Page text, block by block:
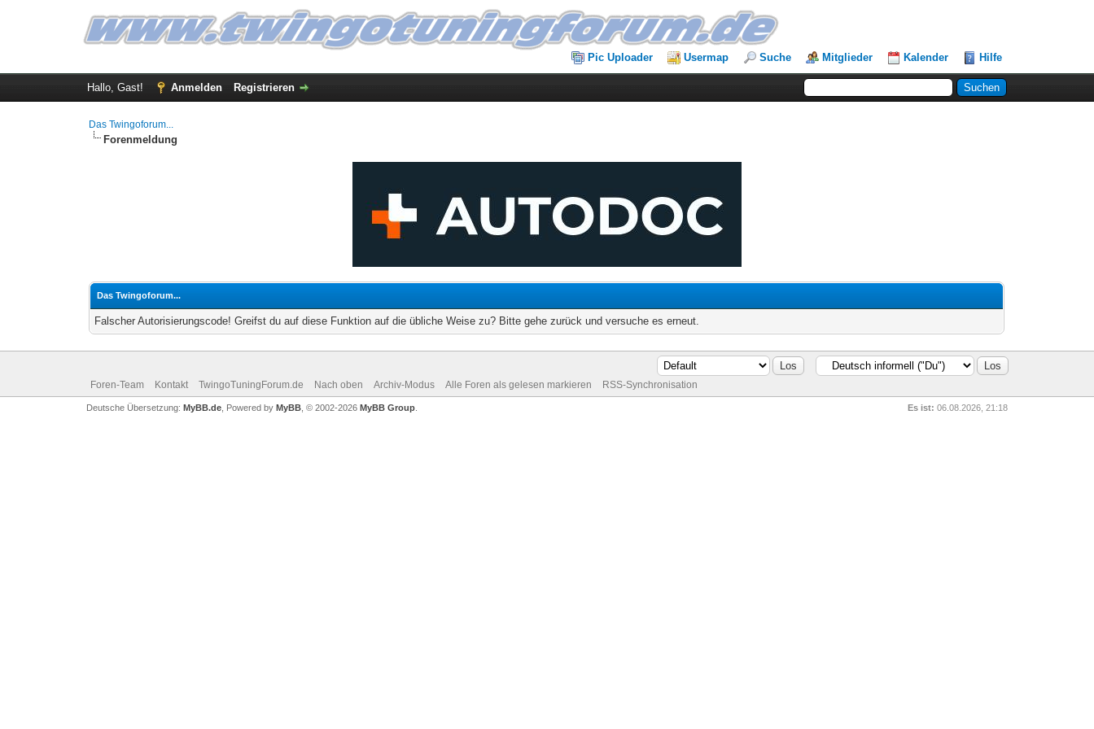
Pic Uploader Usermap Suche Mitglieder Kalender Hilfe
Hallo, Gast! Anmelden Registrieren
Das Twingoforum...
Forenmeldung
Das Twingoforum...
Falscher Autorisierungscode! Greifst du auf diese Funktion auf die übliche Weise zu? Bitte gehe zurück und versuche es erneut.
Foren-Team Kontakt TwingoTuningForum.de Nach oben Archiv-Modus Alle Foren als gelesen markieren RSS-Synchronisation
Es ist: 06.08.2026, 21:18
Deutsche Übersetzung: MyBB.de, Powered by MyBB, © 2002-2026 MyBB Group.